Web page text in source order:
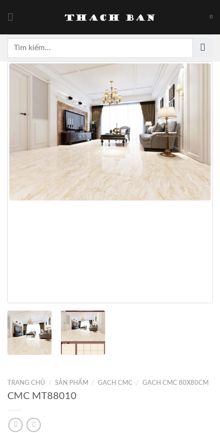
0
kiếm:
TRANG CHỦ / SẢN PHẨM / GẠCH CMC / GẠCH CMC 80X80CM
CMC MT88010